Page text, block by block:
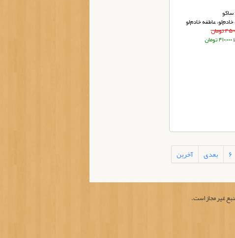
ساکو
عاطفه خادم‌لو
تومان
۴۱۰,۰۰۰ تومان
6 بعدی آخرین
غیر مجاز است.